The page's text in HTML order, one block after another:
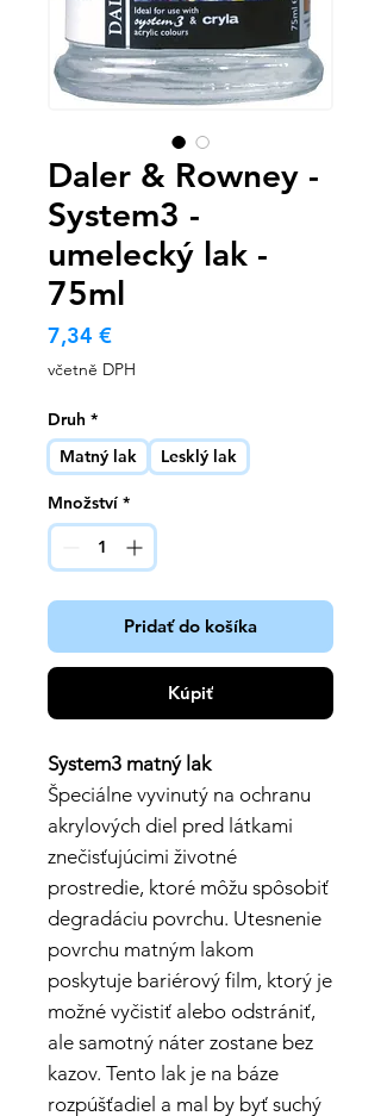
Daler & Rowney -
System3 -
umelecký lak -
75ml
7,34 €Cena
včetně DPH
Druh *
Matný lak
Lesklý lak
Množství *
Pridať do košíka
Kúpiť
System3 matný lak
Špeciálne vyvinutý na ochranu
akrylových diel pred látkami
znečisťujúcimi životné
prostredie, ktoré môžu spôsobiť
degradáciu povrchu. Utesnenie
povrchu matným lakom
poskytuje bariérový film, ktorý je
možné vyčistiť alebo odstrániť,
ale samotný náter zostane bez
kazov. Tento lak je na báze
rozpúšťadiel a mal by byť suchý